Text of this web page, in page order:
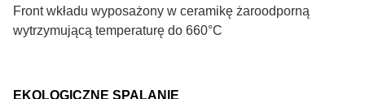
Front wkładu wyposażony w ceramikę żaroodporną
wytrzymującą temperaturę do 660°C
EKOLOGICZNE SPALANIE